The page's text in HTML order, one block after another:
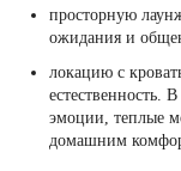
просторную
ожидания и
локацию с
естественность.
эмоции, теплые
домашним